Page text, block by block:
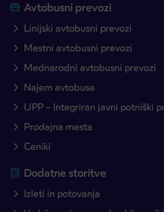
Avtobusni prevozi
Linijski avtobusni prevozi
Mestni avtobusni prevozi
Mednarodni avtobusni prevozi
Najem avtobusa
IJPP – Integriran javni potniški
Prodajna mesta
Ceniki
Dodatne storitve
Izleti in potovanja